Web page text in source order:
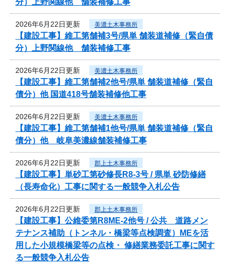
2026年6月22日更新 美濃土木事務所
【建設工事】維工第舗補3号/県単 舗装道補修（緊自債
分）上野関線他 舗装補修工事
2026年6月22日更新 美濃土木事務所
【建設工事】維工第舗補2他号/県単 舗装道補修（緊自
債分）他 国道418号舗装補修他工事
2026年6月22日更新 美濃土木事務所
【建設工事】維工第舗補1他号/県単 舗装道補修（緊自
債分）他 岐阜美濃線舗装補修工事
2026年6月22日更新 郡上土木事務所
【建設工事】単砂工第砂修長R8-3号 / 県単 砂防修繕
（長寿命化）工事に関する一般競争入札公告
2026年6月22日更新 郡上土木事務所
【建設工事】公維委第R8ME-2他号 / 公共 道路メン
テナンス補助（トンネル・橋梁等点検調査）MEを活
用した小規模橋梁等の点検・ 修繕業務委託工事に関す
る一般競争入札公告